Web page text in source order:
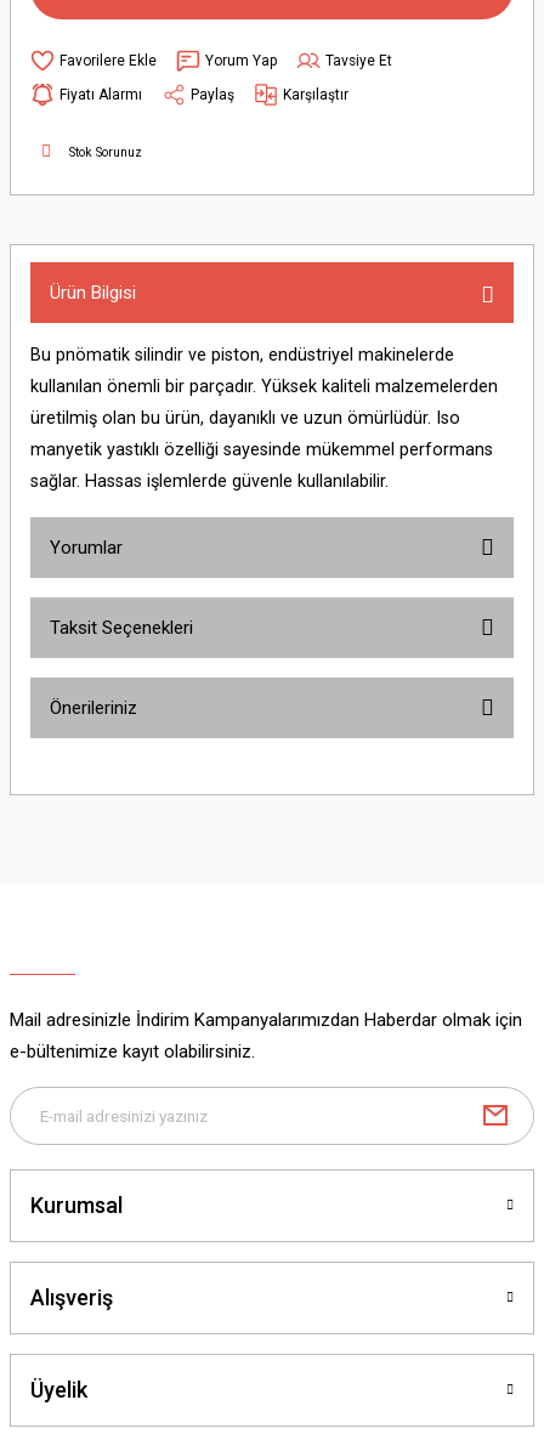
Yorum Yap
Tavsiye Et
Fiyatı Alarmı
Paylaş Karşılaştır
Stok Sorunuz
Ürün Bilgisi
Bu pnömatik silindir ve piston, endüstriyel makinelerde
kullanılan önemli bir parçadır. Yüksek kaliteli malzemelerden
üretilmiş olan bu ürün, dayanıklı ve uzun ömürlüdür. Iso
manyetik yastıklı özelliği sayesinde mükemmel performans
sağlar. Hassas işlemlerde güvenle kullanılabilir.
Yorumlar
Taksit Seçenekleri
Önerileriniz
yetersiz gördüğünüz noktaları öneri formunu kullanarak tarafımıza
Bu ürüne benzer farklı alternatifler olmalı.
Mail adresinizle İndirim Kampanyalarımızdan Haberdar olmak için
e-bültenimize kayıt olabilirsiniz.
Kurumsal
Alışveriş
Üyelik